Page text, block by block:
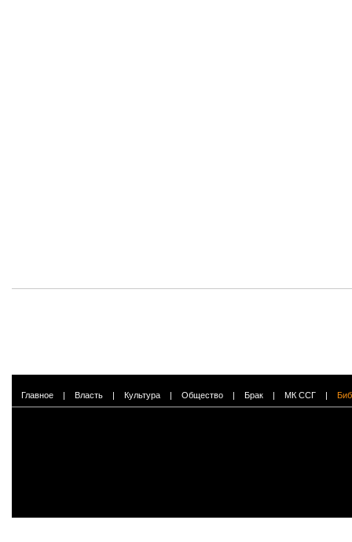
Главное | Власть | Культура | Общество | Брак | МК ССГ |